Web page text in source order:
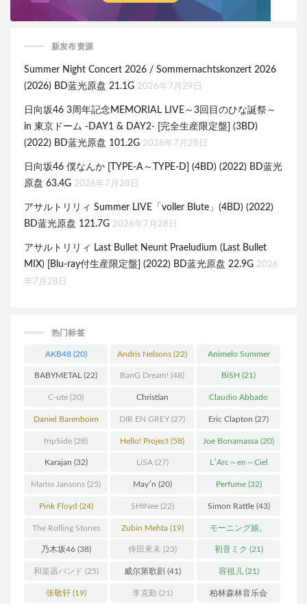
新发布资源
Summer Night Concert 2026 / Sommernachtskonzert 2026
(2026) BD蓝光原盘 21.1G 2026年7月29日
日向坂46 3周年記念MEMORIAL LIVE～3回目のひな誕祭～
in 東京ドーム -DAY1 & DAY2- [完全生産限定盤] (3BD)
(2022) BD蓝光原盘 101.2G 2026年7月28日
日向坂46 僕なんか [TYPE-A～TYPE-D] (4BD) (2022) BD蓝光
原盘 63.4G 2026年7月28日
アサルトリリィ Summer LIVE「voller Blute」(4BD) (2022)
BD蓝光原盘 121.7G 2026年7月28日
アサルトリリィ Last Bullet Neunt Praeludium (Last Bullet
MIX) [Blu-ray付生産限定盤] (2022) BD蓝光原盘 22.9G 2026
年7月28日
热门标签
AKB48(20) Andris Nelsons (22) Animelo Summer
Live(34)
BABYMETAL (22) BanG Dream! (48) BiSH (21)
C-ute (20) Christian
Thielemann(36)
Claudio Abbado
(25)
Daniel Barenboim
(37)
DIR EN GREY (27) Eric Clapton (27)
fripSide (28) Hello! Project (58) Joe Bonamassa (20)
Karajan (32) LiSA(27) L′Arc～en～Ciel
(41)
Mariss Jansons (25) May′n (20) Perfume(32)
Pink Floyd (24) SHINee(22) Simon Rattle(43)
The Rolling Stones
(30)
Zubin Mehta(19) モーニング娘。
(27)
乃木坂46(38) 倖田來未 (23) 初音ミク (21)
和楽器バンド (25) 威尔第歌剧 (41) 容祖儿(21)
张敬轩(19) 李克勤 (21) 柏林森林音乐会